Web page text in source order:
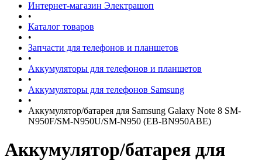
Интернет-магазин Электрашоп
•
Каталог товаров
•
Запчасти для телефонов и планшетов
•
Аккумуляторы для телефонов и планшетов
•
Аккумуляторы для телефонов Samsung
•
Аккумулятор/батарея для Samsung Galaxy Note 8 SM-
N950F/SM-N950U/SM-N950 (EB-BN950ABE)
Аккумулятор/батарея для